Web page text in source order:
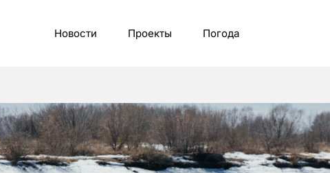
Новости Проекты Погода